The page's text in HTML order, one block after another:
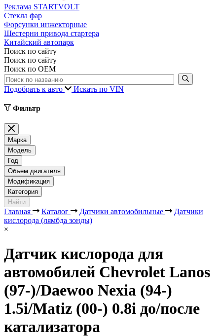
Реклама STARTVOLT
Стекла фар
Форсунки инжекторные
Шестерни привода стартера
Китайский автопарк
Поиск по сайту
Поиск по сайту
Поиск по ОЕМ
Подобрать к авто Искать по VIN
Фильтр
Марка
Модель
Год
Объем двигателя
Модификация
Категория
Найти
Главная Каталог Датчики автомобильные
Датчики
кислорода (лямбда зонды)
×
Датчик кислорода для
автомобилей Chevrolet Lanos
(97-)/Daewoo Nexia (94-)
1.5i/Matiz (00-) 0.8i до/после
катализатора